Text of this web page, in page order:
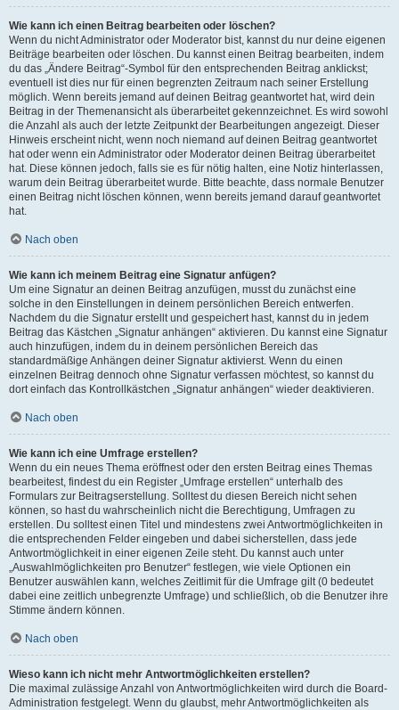
Wie kann ich einen Beitrag bearbeiten oder löschen?
Wenn du nicht Administrator oder Moderator bist, kannst du nur deine eigenen
Beiträge bearbeiten oder löschen. Du kannst einen Beitrag bearbeiten, indem
du das „Ändere Beitrag“-Symbol für den entsprechenden Beitrag anklickst;
eventuell ist dies nur für einen begrenzten Zeitraum nach seiner Erstellung
möglich. Wenn bereits jemand auf deinen Beitrag geantwortet hat, wird dein
Beitrag in der Themenansicht als überarbeitet gekennzeichnet. Es wird sowohl
die Anzahl als auch der letzte Zeitpunkt der Bearbeitungen angezeigt. Dieser
Hinweis erscheint nicht, wenn noch niemand auf deinen Beitrag geantwortet
hat oder wenn ein Administrator oder Moderator deinen Beitrag überarbeitet
hat. Diese können jedoch, falls sie es für nötig halten, eine Notiz hinterlassen,
warum dein Beitrag überarbeitet wurde. Bitte beachte, dass normale Benutzer
einen Beitrag nicht löschen können, wenn bereits jemand darauf geantwortet
hat.
Nach oben
Wie kann ich meinem Beitrag eine Signatur anfügen?
Um eine Signatur an deinen Beitrag anzufügen, musst du zunächst eine
solche in den Einstellungen in deinem persönlichen Bereich entwerfen.
Nachdem du die Signatur erstellt und gespeichert hast, kannst du in jedem
Beitrag das Kästchen „Signatur anhängen“ aktivieren. Du kannst eine Signatur
auch hinzufügen, indem du in deinem persönlichen Bereich das
standardmäßige Anhängen deiner Signatur aktivierst. Wenn du einen
einzelnen Beitrag dennoch ohne Signatur verfassen möchtest, so kannst du
dort einfach das Kontrollkästchen „Signatur anhängen“ wieder deaktivieren.
Nach oben
Wie kann ich eine Umfrage erstellen?
Wenn du ein neues Thema eröffnest oder den ersten Beitrag eines Themas
bearbeitest, findest du ein Register „Umfrage erstellen“ unterhalb des
Formulars zur Beitragserstellung. Solltest du diesen Bereich nicht sehen
können, so hast du wahrscheinlich nicht die Berechtigung, Umfragen zu
erstellen. Du solltest einen Titel und mindestens zwei Antwortmöglichkeiten in
die entsprechenden Felder eingeben und dabei sicherstellen, dass jede
Antwortmöglichkeit in einer eigenen Zeile steht. Du kannst auch unter
„Auswahlmöglichkeiten pro Benutzer“ festlegen, wie viele Optionen ein
Benutzer auswählen kann, welches Zeitlimit für die Umfrage gilt (0 bedeutet
dabei eine zeitlich unbegrenzte Umfrage) und schließlich, ob die Benutzer ihre
Stimme ändern können.
Nach oben
Wieso kann ich nicht mehr Antwortmöglichkeiten erstellen?
Die maximal zulässige Anzahl von Antwortmöglichkeiten wird durch die Board-
Administration festgelegt. Wenn du glaubst, mehr Antwortmöglichkeiten als